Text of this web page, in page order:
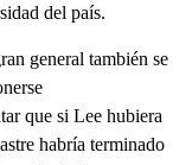
del país.
general también se
que si Lee hubiera
habría terminado